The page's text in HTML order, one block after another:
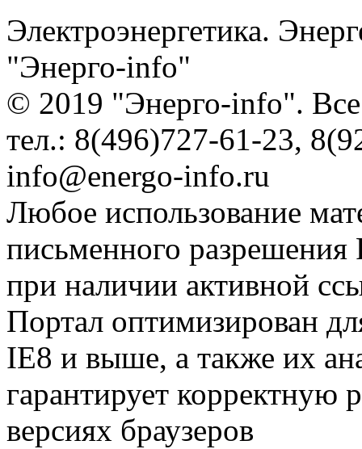
Электроэнергетика.
"Энерго-info"
© 2019 "Энерго-info".
тел.: 8(496)727-61-23,
info@energo-info.ru
Любое использование
письменного разрешения
при наличии активной
Портал оптимизирован
IE8 и выше, а также их
гарантирует корректную
версиях браузеров